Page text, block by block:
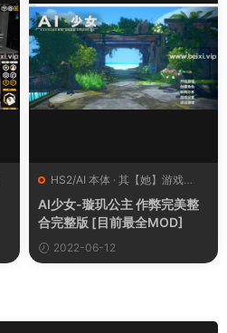
HS2/AI 本体 · 其【她】游戏
（Other Games）
AI少女-璇玑公主 作弊完美整
合完整版 [目前最全MOD]
2022-06-12